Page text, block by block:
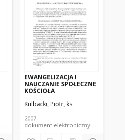
dokument elektroniczny czasopismo
EWANGELIZACJA I
NAUCZANIE SPOŁECZNE
KOŚCIOŁA
Kulbacki, Piotr, ks.
2007
dokument elektroniczny czasopismo